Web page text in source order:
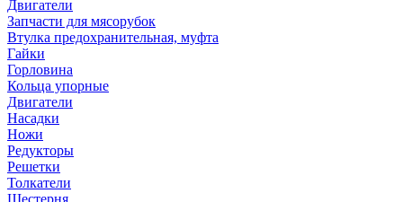
Двигатели
Запчасти для мясорубок
Втулка предохранительная, муфта
Гайки
Горловина
Кольца упорные
Двигатели
Насадки
Ножи
Редукторы
Решетки
Толкатели
Шестерня